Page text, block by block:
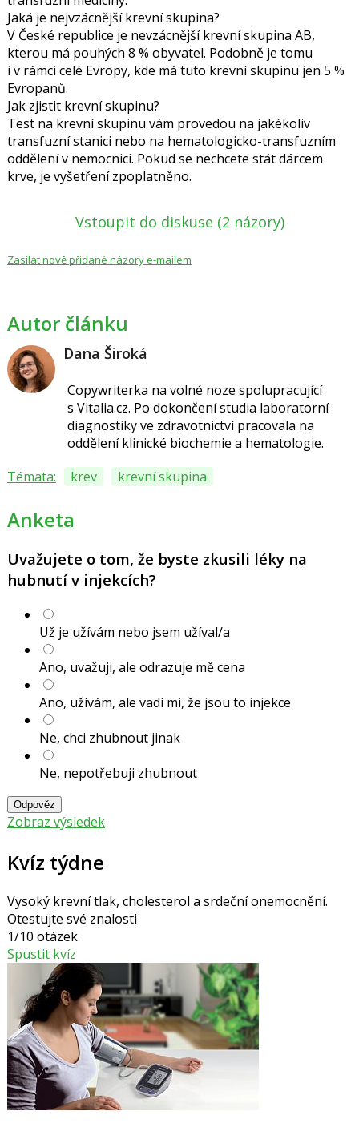
Jaká je nejvzácnější krevní skupina?
V České republice je nevzácnější krevní skupina AB,
kterou má pouhých 8 % obyvatel. Podobně je tomu
i v rámci celé Evropy, kde má tuto krevní skupinu jen 5 %
Evropanů.
Jak zjistit krevní skupinu?
Test na krevní skupinu vám provedou na jakékoliv
transfuzní stanici nebo na hematologicko-transfuzním
oddělení v nemocnici. Pokud se nechcete stát dárcem
krve, je vyšetření zpoplatněno.
Vstoupit do diskuse (2 názory)
Zasílat nově přidané názory e-mailem
Autor článku
Dana Široká
Copywriterka na volné noze spolupracující
s Vitalia.cz. Po dokončení studia laboratorní
diagnostiky ve zdravotnictví pracovala na
oddělení klinické biochemie a hematologie.
Témata:
krev krevní skupina
Anketa
Uvažujete o tom, že byste zkusili léky na
hubnutí v injekcích?
Už je užívám nebo jsem užíval/a
Ano, uvažuji, ale odrazuje mě cena
Ano, užívám, ale vadí mi, že jsou to injekce
Ne, chci zhubnout jinak
Ne, nepotřebuji zhubnout
Odpověz
Zobraz výsledek
Kvíz týdne
Vysoký krevní tlak, cholesterol a srdeční onemocnění.
Otestujte své znalosti
1/10 otázek
Spustit kvíz